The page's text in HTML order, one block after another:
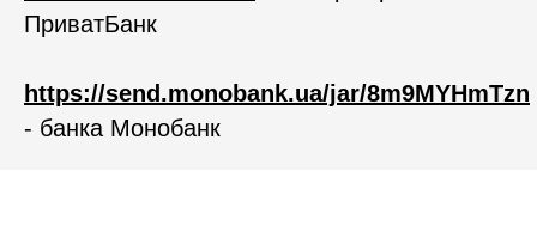
ПриватБанк
https://send.monobank.ua/jar/8m9MYHmTzn
- банка Монобанк